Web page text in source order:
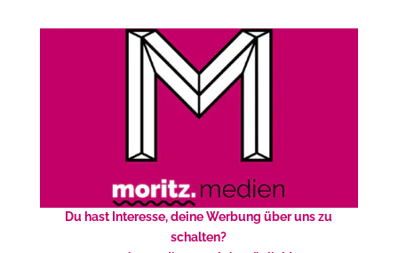
Du hast Interesse, deine Werbung über uns zu
schalten?